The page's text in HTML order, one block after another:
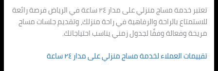
تعتبر خدمة مساج منزلي على مدار ٢٤ ساعة في الرياض فرصة رائعة
للاستمتاع بالراحة والرفاهية في راحة منزلك، وتقديم جلسات مساج
مريحة وفعالة وفقًا لجدول زمني يناسب احتياجاتك.
تقييمات العملاء لخدمة مساج منزلي على مدار ٢٤ ساعة